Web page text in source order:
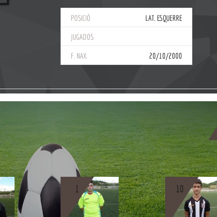
POSICIÓ LAT. ESQUERRE
JUGADOS
F. NAX. 20/10/2000
BIO
1
BIO
10